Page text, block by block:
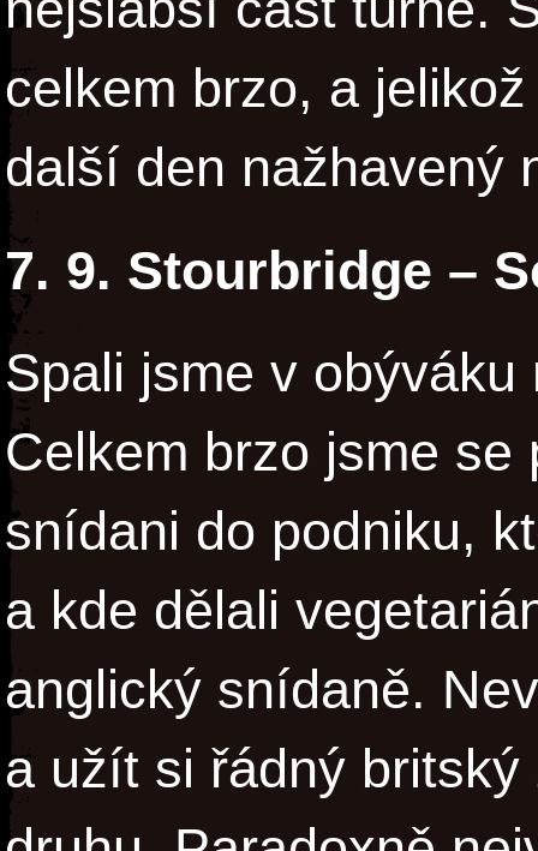
celkem brzo, a
další den nažhavený
7. 9. Stourbridge –
Spali jsme v
Celkem brzo jsme
snídani do podniku,
a kde dělali
anglický snídaně.
a užít si řádný